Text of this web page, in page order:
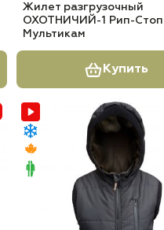
Жилет разгрузочный
ОХОТНИЧИЙ-1 Рип-Стоп
Мультикам
Купить